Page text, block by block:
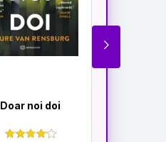
Doar noi doi